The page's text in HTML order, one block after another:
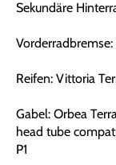
Sekundäre
Reifen: Vittoria
Gabel: Orbea
head tube
P1